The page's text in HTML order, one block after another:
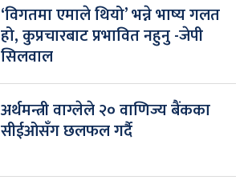
‘विगतमा एमाले थियो’ भन्ने भाष्य गलत
हो, कुप्रचारबाट प्रभावित नहुनु -जेपी
सिलवाल
अर्थमन्त्री वाग्लेले २० वाणिज्य बैंकका
सीईओसँग छलफल गर्दै